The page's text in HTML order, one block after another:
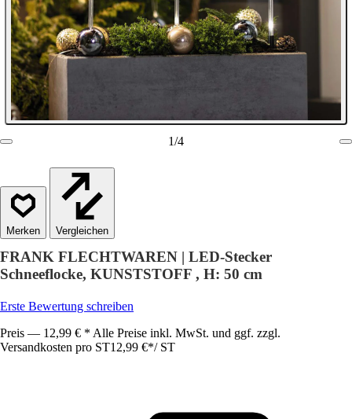
1/4
Vergleichen
FRANK FLECHTWAREN | LED-Stecker
Schneeflocke, KUNSTSTOFF , H: 50 cm
Erste Bewertung schreiben
Preis — 12,99 € * Alle Preise inkl. MwSt. und ggf. zzgl.
Versandkosten pro ST12,99 €*/ ST